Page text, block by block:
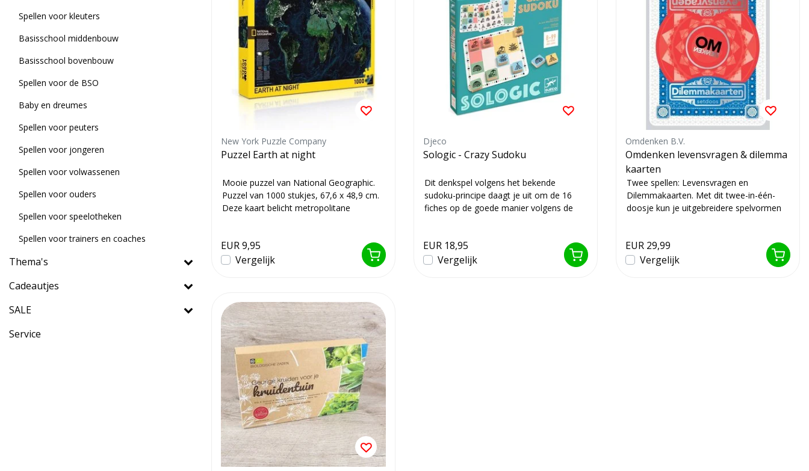
Spellen voor kleuters
Basisschool middenbouw
Basisschool bovenbouw
Spellen voor de BSO
Baby en dreumes
Spellen voor peuters
Spellen voor jongeren
Spellen voor volwassenen
Spellen voor ouders
Spellen voor speelotheken
Spellen voor trainers en coaches
Thema's
Cadeautjes
SALE
Service
New York Puzzle Company
Puzzel Earth at night
Mooie puzzel van National Geographic.
Puzzel van 1000 stukjes, 67,6 x 48,9 cm.
Deze kaart belicht metropolitane
EUR 9,95
Vergelijk
Djeco
Sologic - Crazy Sudoku
Dit denkspel volgens het bekende
sudoku-principe daagt je uit om de 16
fiches op de goede manier volgens de
EUR 18,95
Vergelijk
Omdenken B.V.
Omdenken levensvragen & dilemma
kaarten
Twee spellen: Levensvragen en
Dilemmakaarten. Met dit twee-in-één-
doosje kun je uitgebreidere spelvormen
EUR 29,99
Vergelijk